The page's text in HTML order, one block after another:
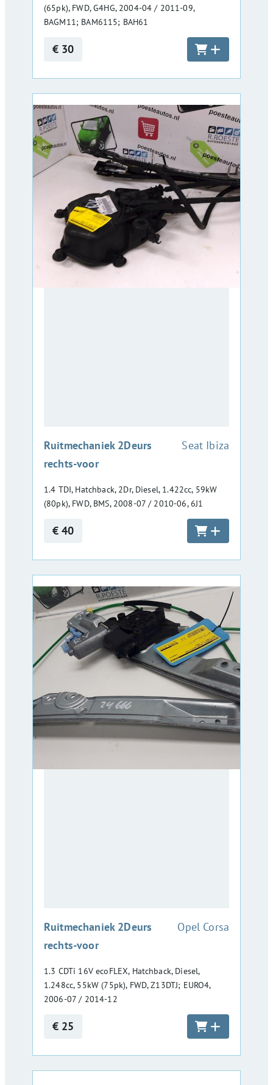
(65pk), FWD, G4HG, 2004-04 / 2011-09,
BAGM11; BAM6115; BAH61
€ 30
Ruitmechaniek 2Deurs
rechts-voor
:Seat Ibiza
1.4 TDI, Hatchback, 2Dr, Diesel, 1.422cc, 59kW
(80pk), FWD, BMS, 2008-07 / 2010-06, 6J1
€ 40
Ruitmechaniek 2Deurs
rechts-voor
:Opel Corsa
1.3 CDTi 16V ecoFLEX, Hatchback, Diesel,
1.248cc, 55kW (75pk), FWD, Z13DTJ; EURO4,
2006-07 / 2014-12
€ 25